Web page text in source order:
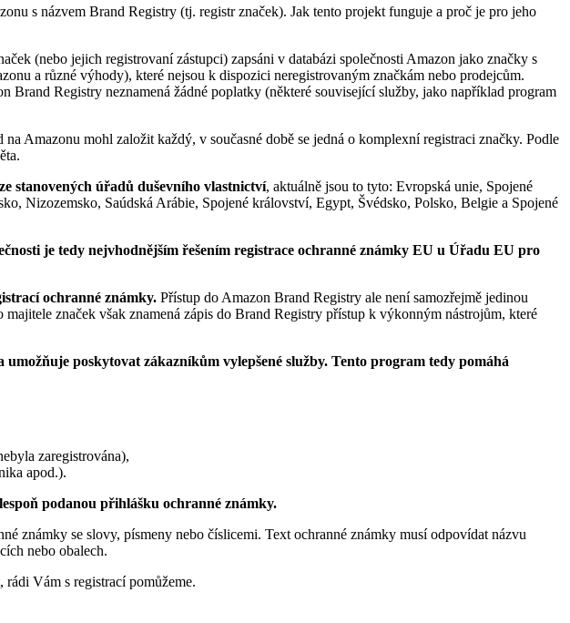
s názvem Brand Registry (tj. registr značek). Jak tento projekt funguje a proč je pro jeho
(nebo jejich registrovaní zástupci) zapsáni v databázi společnosti Amazon jako značky s
a různé výhody), které nejsou k dispozici neregistrovaným značkám nebo prodejcům.
Brand Registry neznamená žádné poplatky (některé související služby, jako například program
Amazonu mohl založit každý, v současné době se jedná o komplexní registraci značky. Podle
stanovených úřadů duševního vlastnictví, aktuálně jsou to tyto: Evropská unie, Spojené
Nizozemsko, Saúdská Arábie, Spojené království, Egypt, Švédsko, Polsko, Belgie a Spojené
je tedy nejvhodnějším řešením registrace ochranné známky EU u Úřadu EU pro
ochranné známky. Přístup do Amazon Brand Registry ale není samozřejmě jedinou
značek však znamená zápis do Brand Registry přístup k výkonným nástrojům, které
poskytovat zákazníkům vylepšené služby. Tento program tedy pomáhá
zaregistrována),
apod.).
podanou přihlášku ochranné známky.
známky se slovy, písmeny nebo číslicemi. Text ochranné známky musí odpovídat názvu
nebo obalech.
rádi Vám s registrací pomůžeme.